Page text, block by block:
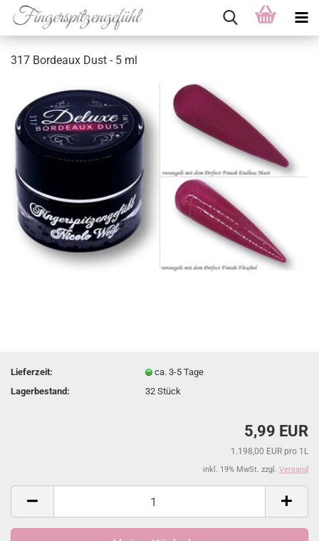
317 Bordeaux Dust - 5 ml
Lieferzeit:
ca. 3-5 Tage
Lagerbestand:
32Stück
5,99 EUR
1.198,00 EUR pro 1L
inkl. 19% MwSt. zzgl. Versand